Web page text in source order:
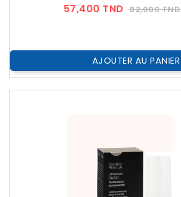
57,400 TND Prix
82,000 TND
AJOUTER AU PANIER